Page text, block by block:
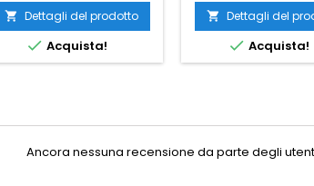
 Dettagli del prodotto
 Acquista!
 Dettagli del
 Acquista!
Ancora nessuna recensione da parte degli